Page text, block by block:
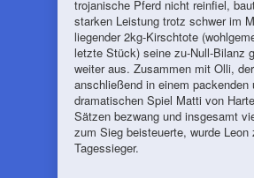
trojanische Pferd nicht reinfiel,
starken Leistung trotz schwer im
liegender 2kg-Kirschtote
letzte Stück) seine zu-Null-Bilanz
weiter aus. Zusammen mit Olli, der
anschließend in einem packenden
dramatischen Spiel Matti von
Sätzen bezwang und insgesamt
zum Sieg beisteuerte, wurde Leon
Tagessieger.